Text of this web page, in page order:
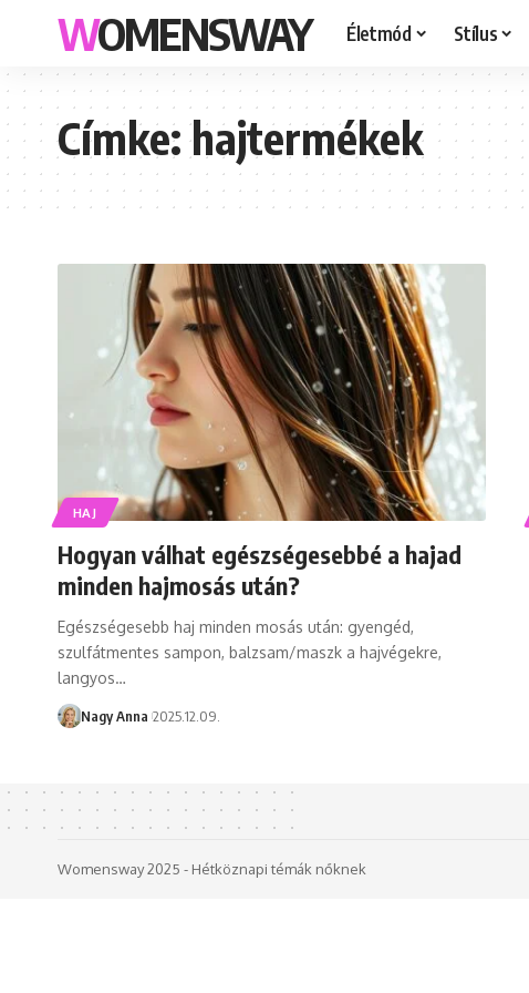
WOMENSWAY Életmód Stílus
Címke:hajtermékek
HAJ
Hogyan válhat egészségesebbé a hajad
minden hajmosás után?
Egészségesebb haj minden mosás után: gyengéd,
szulfátmentes sampon, balzsam/maszk a hajvégekre,
langyos…
Nagy Anna 2025.12.09.
Womensway 2025 - Hétköznapi témák nőknek